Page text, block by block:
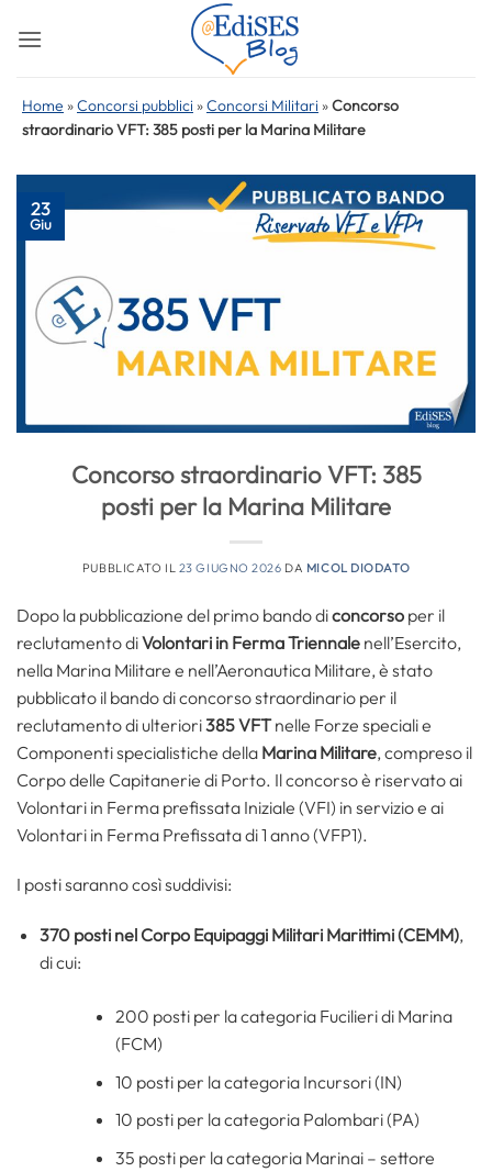
Home »Concorsi pubblici »Concorsi Militari »Concorso
straordinario VFT: 385 posti per la Marina Militare
23
Giu
Concorso straordinario VFT: 385
posti per la Marina Militare
PUBBLICATO IL 23 GIUGNO 2026 DA MICOL DIODATO
Dopo la pubblicazione del primo bando diconcorso per il
reclutamento diVolontari in Ferma Triennale nell’Esercito,
nella Marina Militare e nell’Aeronautica Militare, è stato
pubblicato il bando di concorso straordinario per il
reclutamento di ulteriori385 VFTnelle Forze speciali e
Componenti specialistiche della Marina Militare, compreso il
Corpo delle Capitanerie di Porto. Il concorso è riservato ai
Volontari in Ferma prefissata Iniziale (VFI) in servizio e ai
Volontari in Ferma Prefissata di 1 anno (VFP1).
I posti saranno così suddivisi:
370 posti nel Corpo Equipaggi Militari Marittimi (CEMM),
di cui:
200 posti per la categoria Fucilieri di Marina
(FCM)
10 posti per la categoria Incursori (IN)
10 posti per la categoria Palombari (PA)
35 posti per la categoria Marinai – settore